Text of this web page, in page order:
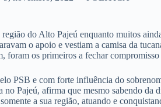
do Alto Pajeú enquanto muitos
o apoio e vestiam a camisa da
foram os primeiros a fechar
PSB e com forte influência do
no Pajeú, afirma que mesmo sabendo
a sua região, atuando e